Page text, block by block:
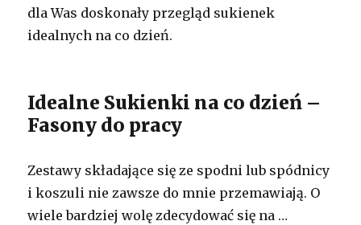
dla Was doskonały przegląd sukienek
idealnych na co dzień.
Idealne Sukienki na co dzień –
Fasony do pracy
Zestawy składające się ze spodni lub spódnicy
i koszuli nie zawsze do mnie przemawiają. O
wiele bardziej wolę zdecydować się na …